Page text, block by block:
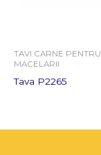
TAVI CARNE PENTRU
MACELARII
Tava P2265